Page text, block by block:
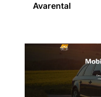
Avarental